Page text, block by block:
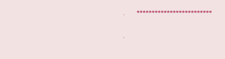
. *************************